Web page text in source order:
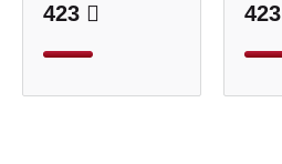
423 423